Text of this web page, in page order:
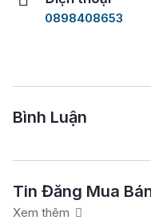
0898408653
Bình Luận
Tin Đăng Mua
Xem thêm